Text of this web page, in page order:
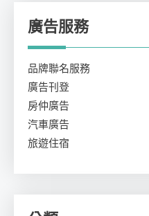
廣告服務
品牌聯名服務
廣告刊登
房仲廣告
汽車廣告
旅遊住宿